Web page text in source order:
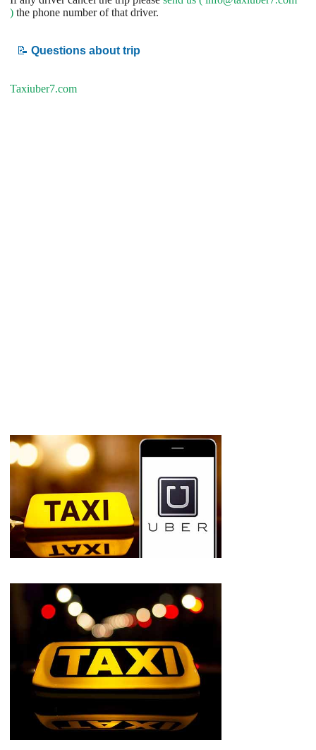
) the phone number of that driver.
📝 Questions about trip
Taxiuber7.com